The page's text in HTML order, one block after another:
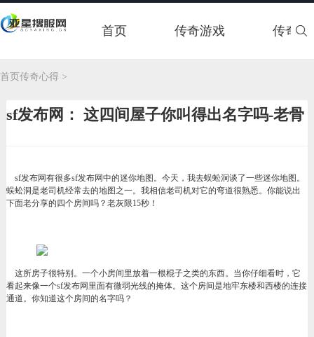
首页 传奇游戏 传奇玩
首页 >
传奇心得
sf发布网： 这四间屋子你叫得出名字吗-老骨
sf发布网有很多sf发布网中的迷你地图。今天，我去蜈蚣洞谈了一些迷你地图。
蜈蚣洞是老司机经常去的地图之一。我相信老司机对它的弯道很熟悉。你能说出
下面老分享的四个房间吗？老灰限15秒！
这所房子很特别。一个小房间里放着一根棍子之类的东西。当你仔细看时，它
看起来像一个sf发布网里面有微弱光线的掩体。这个房间是地牢东楼和西楼的连接
通道。你知道这个房间的名字吗？